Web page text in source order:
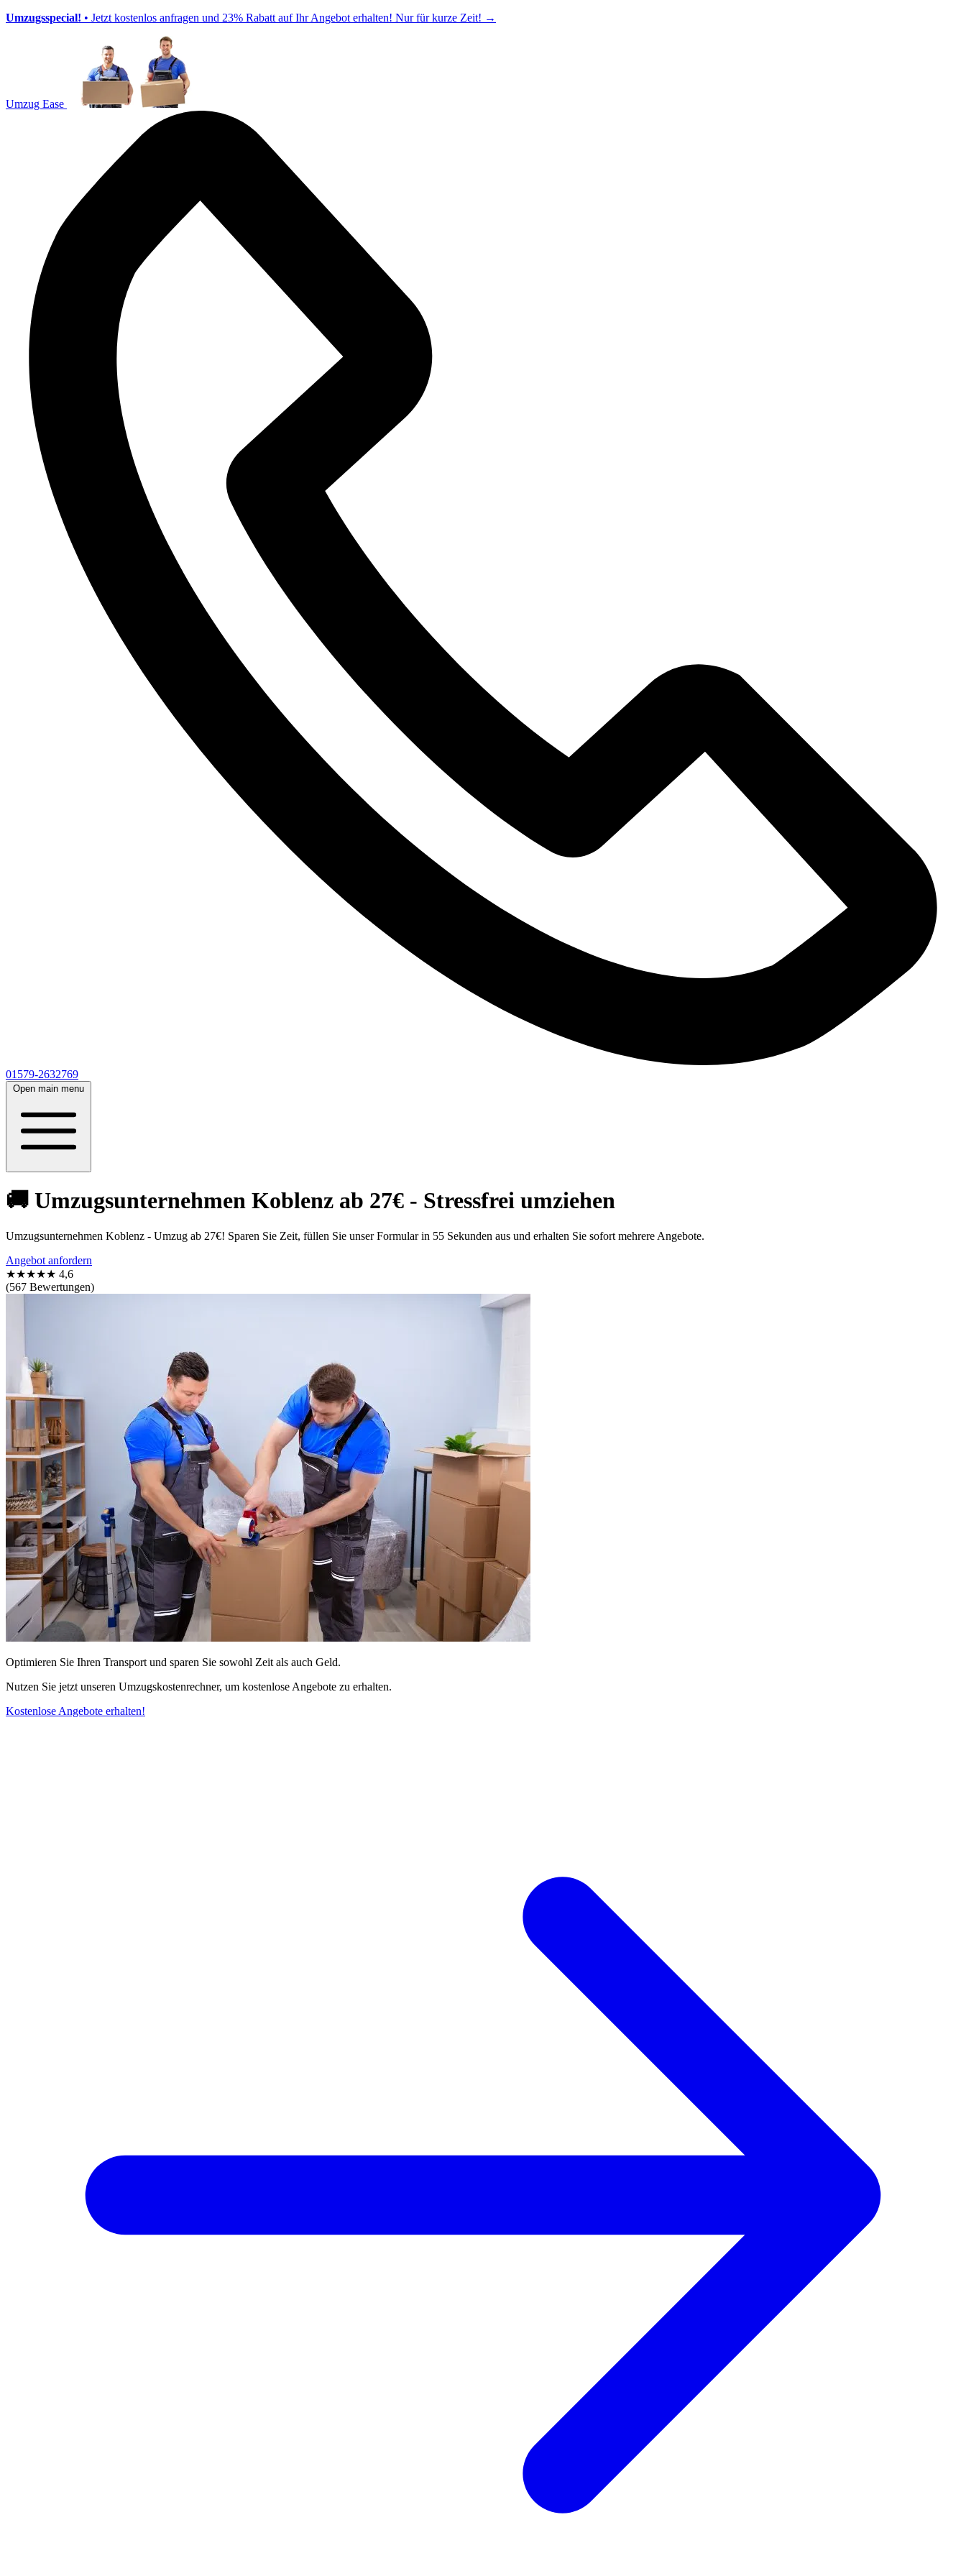
Umzugsspecial! • Jetzt kostenlos anfragen und 23% Rabatt auf Ihr Angebot erhalten! Nur für kurze Zeit! →
Umzug Ease
01579-2632769
Open main menu
🚚 Umzugsunternehmen Koblenz ab 27€ - Stressfrei umziehen
Umzugsunternehmen Koblenz - Umzug ab 27€! Sparen Sie Zeit, füllen Sie unser Formular in 55 Sekunden aus und erhalten Sie sofort mehrere Angebote.
Angebot anfordern
★★★★★ 4,6
(567 Bewertungen)
Optimieren Sie Ihren Transport und sparen Sie sowohl Zeit als auch Geld.
Nutzen Sie jetzt unseren Umzugskostenrechner, um kostenlose Angebote zu erhalten.
Kostenlose Angebote erhalten!